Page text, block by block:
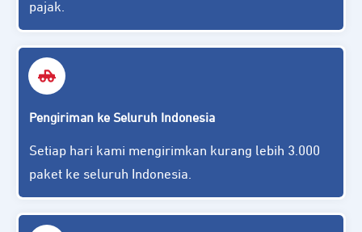
pajak.
Pengiriman ke Seluruh Indonesia
Setiap hari kami mengirimkan kurang lebih 3.000
paket ke seluruh Indonesia.